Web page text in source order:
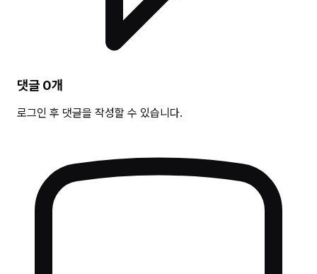
댓글 0개
로그인 후 댓글을 작성할 수 있습니다.